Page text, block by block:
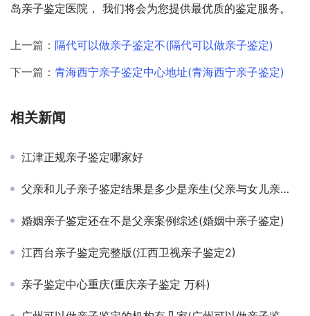
岛亲子鉴定医院， 我们将会为您提供最优质的鉴定服务。
上一篇： 隔代可以做亲子鉴定不(隔代可以做亲子鉴定)
下一篇： 青海西宁亲子鉴定中心地址(青海西宁亲子鉴定)
相关新闻
江津正规亲子鉴定哪家好
父亲和儿子亲子鉴定结果是多少是亲生(父亲与女儿亲子鉴定)
婚姻亲子鉴定还在不是父亲案例综述(婚姻中亲子鉴定)
江西台亲子鉴定完整版(江西卫视亲子鉴定2)
亲子鉴定中心重庆(重庆亲子鉴定 万科)